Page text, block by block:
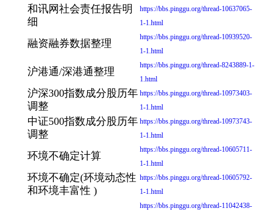
和讯网社会责任报告明
细
https://bbs.pinggu.org/thread-10637065-
1-1.html
融资融券数据整理
https://bbs.pinggu.org/thread-10939520-
1-1.html
沪港通/深港通整理
https://bbs.pinggu.org/thread-8243889-1-
1.html
沪深300指数成分股历年
调整
https://bbs.pinggu.org/thread-10973403-
1-1.html
中证500指数成分股历年
调整
https://bbs.pinggu.org/thread-10973743-
1-1.html
环境不确定计算
https://bbs.pinggu.org/thread-10605711-
1-1.html
环境不确定(环境动态性
和环境丰富性 )
https://bbs.pinggu.org/thread-10605792-
1-1.html
https://bbs.pinggu.org/thread-11042438-